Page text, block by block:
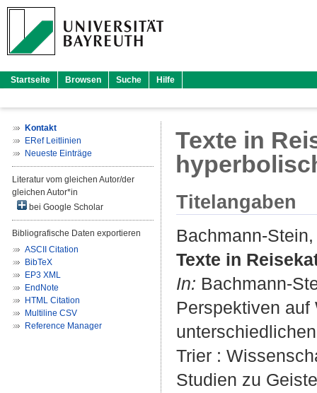
Startseite Browsen Suche Hilfe
Kontakt
ERef Leitlinien
Neueste Einträge
Literatur vom gleichen Autor/der
gleichen Autor*in
bei Google Scholar
Bibliografische Daten exportieren
ASCII Citation
BibTeX
EP3 XML
EndNote
HTML Citation
Multiline CSV
Reference Manager
Texte in
Titelangaben
Bachmann-
Texte in
In: Bachmann-
Perspektiven auf
Trier :
Studien zu